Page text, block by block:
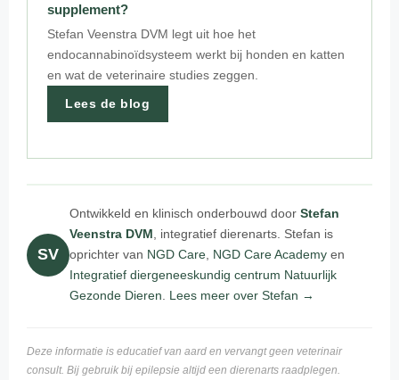
supplement?
Stefan Veenstra DVM legt uit hoe het
endocannabinoïdsysteem werkt bij honden en katten
en wat de veterinaire studies zeggen.
Lees de blog
SV
Ontwikkeld en klinisch onderbouwd door Stefan
Veenstra DVM, integratief dierenarts. Stefan is
oprichter van NGD Care, NGD Care Academy en
Integratief diergeneeskundig centrum Natuurlijk
Gezonde Dieren. Lees meer over Stefan →
Deze informatie is educatief van aard en vervangt geen veterinair
consult. Bij gebruik bij epilepsie altijd een dierenarts raadplegen.